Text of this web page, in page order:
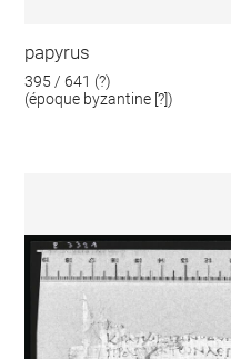
papyrus
395 / 641 (?)
(époque byzantine [?])